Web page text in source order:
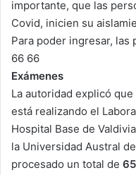
importante, que las
Covid, inicien su
Para poder ingresar, las
66 66
Exámenes
La autoridad explicó
está realizando el
Hospital Base de
la Universidad Austral
procesado un total de